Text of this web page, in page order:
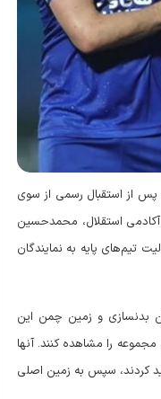
پس از استقبال رسمی از سوی
آکادمی استقلال، محمدحسین
تیم‌های پایه به نمایندگان
بدنسازی و زمین چمن این
مجموعه را مشاهده کنند. آنها
کردند، سپس به زمین اصلی